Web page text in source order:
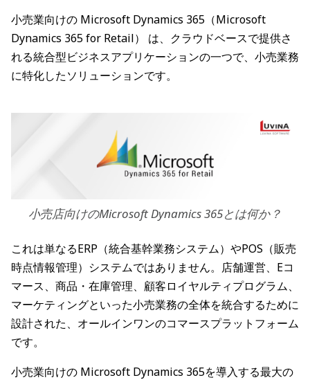
小売業向けの Microsoft Dynamics 365（Microsoft
Dynamics 365 for Retail） は、クラウドベースで提供さ
れる統合型ビジネスアプリケーションの一つで、小売業務
に特化したソリューションです。
小売店向けのMicrosoft Dynamics 365とは何か？
これは単なるERP（統合基幹業務システム）やPOS（販売
時点情報管理）システムではありません。店舗運営、Eコ
マース、商品・在庫管理、顧客ロイヤルティプログラム、
マーケティングといった小売業務の全体を統合するために
設計された、オールインワンのコマースプラットフォーム
です。
小売業向けの Microsoft Dynamics 365を導入する最大の